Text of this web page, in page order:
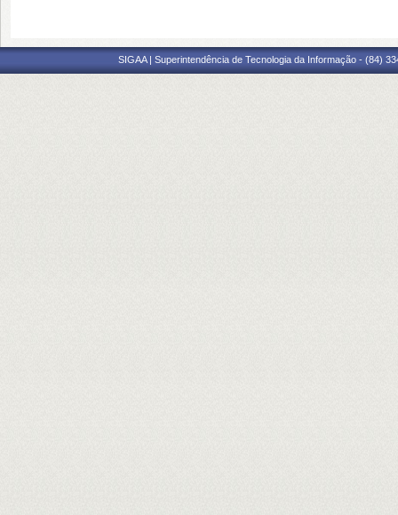
SIGAA | Superintendência de Tecnologia da Informação - (84)